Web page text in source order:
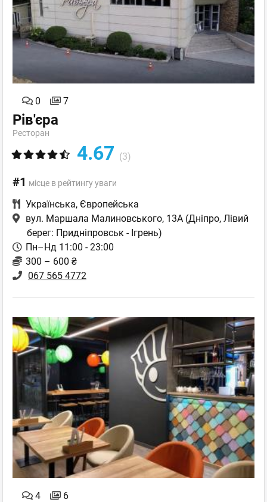
0 7
Рів'єра
Ресторан
4.67 (3)
#1 місце в рейтингу уваги
Українська, Європейська
вул. Маршала Малиновського, 13А (Дніпро, Лівий
берег: Придніпровськ - Ігрень)
Пн–Нд 11:00 - 23:00
300 – 600 ₴
067 565 4772
4 6